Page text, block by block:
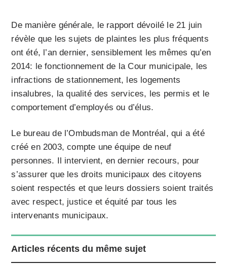
De manière générale, le rapport dévoilé le 21 juin
révèle que les sujets de plaintes les plus fréquents
ont été, l’an dernier, sensiblement les mêmes qu’en
2014: le fonctionnement de la Cour municipale, les
infractions de stationnement, les logements
insalubres, la qualité des services, les permis et le
comportement d’employés ou d’élus.
Le bureau de l’Ombudsman de Montréal, qui a été
créé en 2003, compte une équipe de neuf
personnes. Il intervient, en dernier recours, pour
s’assurer que les droits municipaux des citoyens
soient respectés et que leurs dossiers soient traités
avec respect, justice et équité par tous les
intervenants municipaux.
Articles récents du même sujet